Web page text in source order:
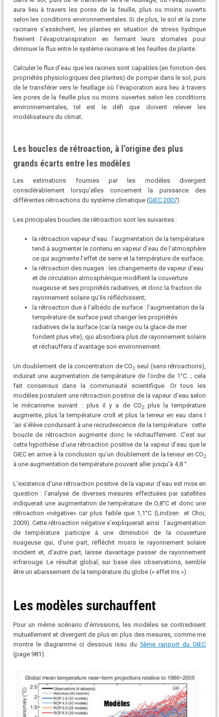
aura lieu à travers les pores de la feuille, plus ou moins ouverts
selon les conditions environnementales. Si de plus, le sol et la zone
racinaire s’assèchent, les plantes en situation de stress hydrique
freinent l’évapotranspiration en fermant leurs stomates pour
diminuer le flux entre le système racinaire et les feuilles de plante.
Calculer le flux d’eau que les racines sont capables (en fonction des
propriétés physiologiques des plantes) de pomper dans le sol, puis
de le transférer vers le feuillage où l‘évaporation aura lieu à travers
les pores de la feuille plus ou moins ouvertes selon les conditions
environnementales, tel est le défi que doivent relever les
modélisateurs du climat.
Les boucles de rétroaction, à l’origine des plus
grands écarts entre les modèles
Les estimations fournies par les modèles divergent
considérablement lorsqu’elles concernent la puissance des
différentes rétroactions du système climatique (GIEC 2007).
Les principales boucles de rétroaction sont les suivantes :
la rétroaction vapeur d’eau : l’augmentation de la température
tend à augmenter le contenu en vapeur d’eau de l’atmosphère
ce qui augmente l’effet de serre et la température de surface;
la rétroaction des nuages : les changements de vapeur d’eau
et de circulation atmosphérique modifient la couverture
nuageuse et ses propriétés radiatives, et donc la fraction de
rayonnement solaire qu’ils réfléchissent;
la rétroaction due à l’albédo de surface : l’augmentation de la
température de surface peut changer les propriétés
radiatives de la surface (car la neige ou la glace de mer
fondent plus vite), qui absorbera plus de rayonnement solaire
et réchauffera d’avantage son environnement.
Un doublement de la concentration de CO2 seul (sans rétroactions),
induirait une augmentation de température de l’ordre de 1°C. ; cela
fait consensus dans la communauté scientifique. Or tous les
modèles postulent une rétroaction positive de la vapeur d’eau selon
le mécanisme suivant : plus il y a de CO2 plus la température
augmente, plus la température croît et plus la teneur en eau dans I
‘air s’élève conduisant à une recrudescence de la température : cette
boucle de rétroaction augmente donc le réchauffement. C’est sur
cette hypothèse d’une rétroaction positive de la vapeur d’eau que le
GIEC en arrive à la conclusion qu’un doublement de la teneur en CO2
à une augmentation de température pouvant aller jusqu’à 4,8 °.
L’existence d’une rétroaction positive de la vapeur d’eau est mise en
question : l‘analyse de diverses mesures effectuées par satellites
indiquerait une augmentation de température de O,8°C et donc une
rétroaction «négative» car plus faible que 1,1°C (Lindzen et Choi,
2009). Cette rétroaction négative s’expliquerait ainsi : l’augmentation
de température participe à une diminution de la couverture
nuageuse qui, d’une part, réfléchit moins le rayonnement solaire
incident et, d’autre part, laisse davantage passer de rayonnement
infrarouge. Le résultat global, sur base des observations, semble
être un abaissement de la température du globe (« effet Iris »).
Les modèles surchauffent
Pour un même scénario d’émissions, les modèles se contredisent
mutuellement et divergent de plus en plus des mesures, comme me
montre le diagramme ci dessous issu du 5ème rapport du GIEC
(page 981).